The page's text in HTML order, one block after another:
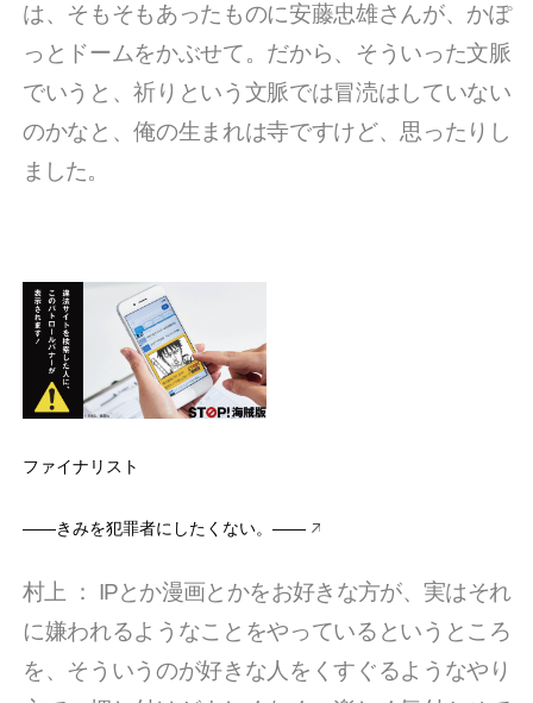
は、そもそもあったものに安藤忠雄さんが、かぽ
っとドームをかぶせて。だから、そういった文脈
でいうと、祈りという文脈では冒涜はしていない
のかなと、俺の生まれは寺ですけど、思ったりし
ました。
ファイナリスト
――きみを犯罪者にしたくない。――
村上 ： IPとか漫画とかをお好きな方が、実はそれ
に嫌われるようなことをやっているというところ
を、そういうのが好きな人をくすぐるようなやり